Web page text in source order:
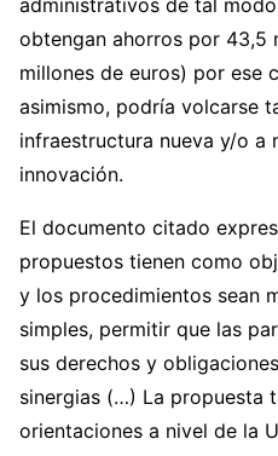
administrativos de tal
obtengan ahorros por 43,5
millones de euros) por ese
asimismo, podría volcarse
infraestructura nueva y/o a
innovación.
El documento citado
propuestos tienen como
y los procedimientos sean
simples, permitir que las
sus derechos y
sinergias (…) La propuesta
orientaciones a nivel de la